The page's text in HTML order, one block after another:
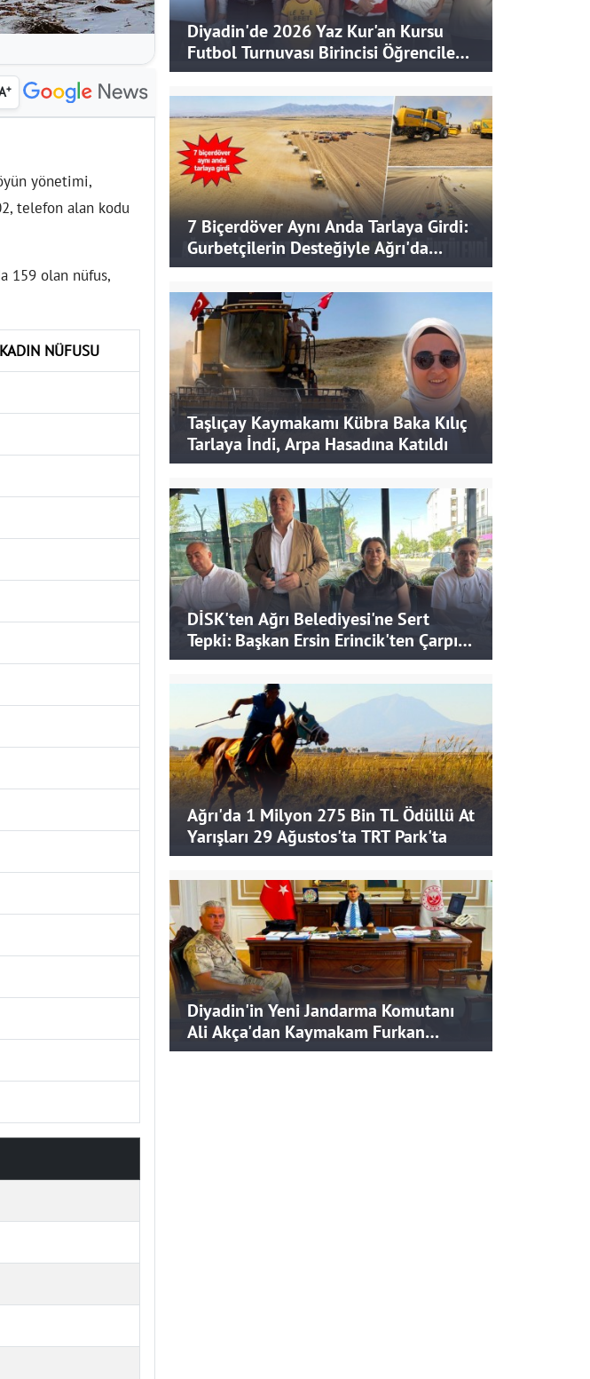
+
yönetimi,
telefon alan kodu
159 olan nüfus,
NÜFUSU
Diyadin'de 2026 Yaz Kur'an Kursu
Futbol Turnuvası Birincisi Öğrencilere
Hediye
7 Biçerdöver Aynı Anda Tarlaya Girdi:
Gurbetçilerin Desteğiyle Ağrı'da
Bereketli Hasat
Taşlıçay Kaymakamı Kübra Baka Kılıç
Tarlaya İndi, Arpa Hasadına Katıldı
DİSK'ten Ağrı Belediyesi'ne Sert
Tepki: Başkan Ersin Erincik'ten Çarpıcı
İddialar
Ağrı'da 1 Milyon 275 Bin TL Ödüllü At
Yarışları 29 Ağustos'ta TRT Park'ta
Diyadin'in Yeni Jandarma Komutanı
Ali Akça'dan Kaymakam Furkan
Korkusuz'a Ziyaret